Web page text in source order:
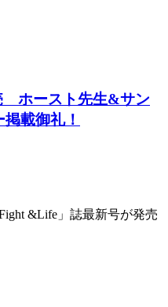
ホースト先生&サン
載御礼！
&Life」誌最新号が発売